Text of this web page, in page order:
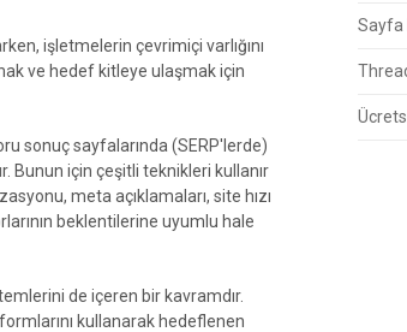
işletmelerin çevrimiçi varlığını
ve hedef kitleye ulaşmak için
sonuç sayfalarında (SERP'lerde)
Bunun için çeşitli teknikleri kullanır
meta açıklamaları, site hızı
beklentilerine uyumlu hale
de içeren bir kavramdır.
kullanarak hedeflenen
Sayfa